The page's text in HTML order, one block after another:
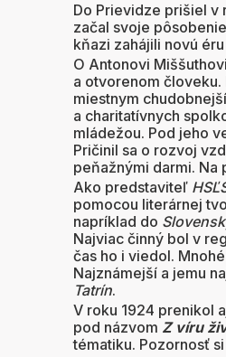
Do Prievidze prišiel v
začal svoje
kňazi zahájili novú
O Antonovi
a otvorenom
miestnym
a charitatívnych
mládežou. Pod jeho
Pričinil sa o rozvoj
peňažnými darmi.
Ako predstaviteľ
pomocou literárnej
napríklad do
Najviac činný bol v
čas ho i viedol.
Najznámejší a jemu
Tatrín.
V roku 1924 prenikol
pod názvom Z víru
tématiku. Pozornosť